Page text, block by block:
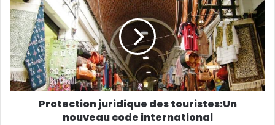
Protection juridique des touristes:Un
nouveau code international